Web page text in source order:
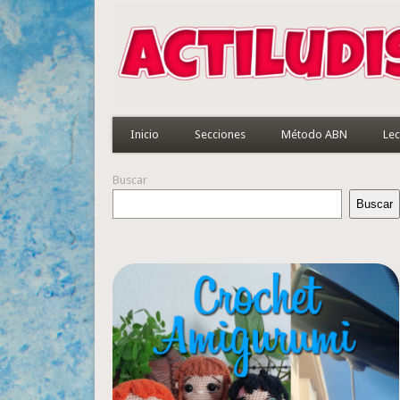
Inicio Secciones Método ABN
Buscar
Buscar